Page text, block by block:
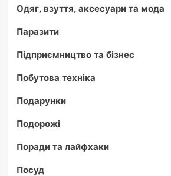
Одяг, взуття, аксесуари та мода
Паразити
Підприємництво та бізнес
Побутова техніка
Подарунки
Подорожі
Поради та лайфхаки
Посуд